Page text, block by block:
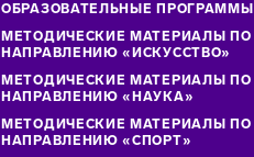
ОБРАЗОВАТЕЛЬНЫЕ ПРОГРАММЫ
МЕТОДИЧЕСКИЕ МАТЕРИАЛЫ ПО
НАПРАВЛЕНИЮ «ИСКУССТВО»
МЕТОДИЧЕСКИЕ МАТЕРИАЛЫ ПО
НАПРАВЛЕНИЮ «НАУКА»
МЕТОДИЧЕСКИЕ МАТЕРИАЛЫ ПО
НАПРАВЛЕНИЮ «СПОРТ»